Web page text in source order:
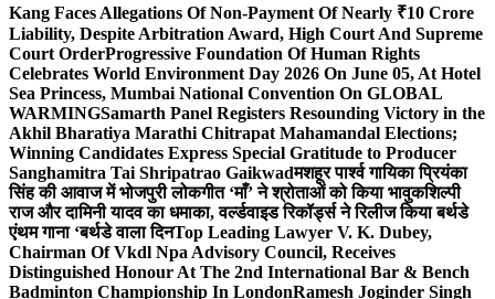
Kang Faces Allegations Of Non-Payment Of Nearly ₹10 Crore
Liability, Despite Arbitration Award, High Court And Supreme
Court OrderProgressive Foundation Of Human Rights
Celebrates World Environment Day 2026 On June 05, At Hotel
Sea Princess, Mumbai National Convention On GLOBAL
WARMINGSamarth Panel Registers Resounding Victory in the
Akhil Bharatiya Marathi Chitrapat Mahamandal Elections;
Winning Candidates Express Special Gratitude to Producer
Sanghamitra Tai Shripatrao Gaikwadमशहूर पार्श्व गायिका प्रियंका
सिंह की आवाज में भोजपुरी लोकगीत ‘माँ’ ने श्रोताओं को किया भावुकशिल्पी
राज और दामिनी यादव का धमाका, वर्ल्डवाइड रिकॉर्ड्स ने रिलीज किया बर्थडे
एंथम गाना ‘बर्थडे वाला दिनTop Leading Lawyer V. K. Dubey,
Chairman Of Vkdl Npa Advisory Council, Receives
Distinguished Honour At The 2nd International Bar & Bench
Badminton Championship In LondonRamesh Joginder Singh